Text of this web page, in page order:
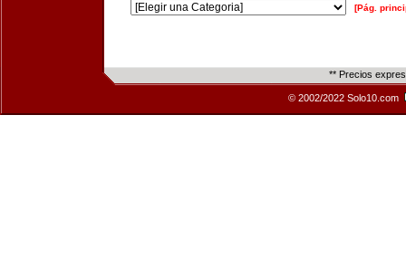
[Pág.
** Precios
© 2002/2022 Solo10.com